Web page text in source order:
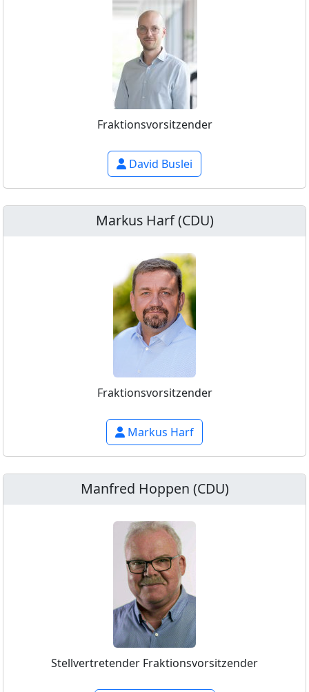
Fraktionsvorsitzender
David Buslei
Markus Harf (CDU)
Fraktionsvorsitzender
Markus Harf
Manfred Hoppen (CDU)
Stellvertretender Fraktionsvorsitzender